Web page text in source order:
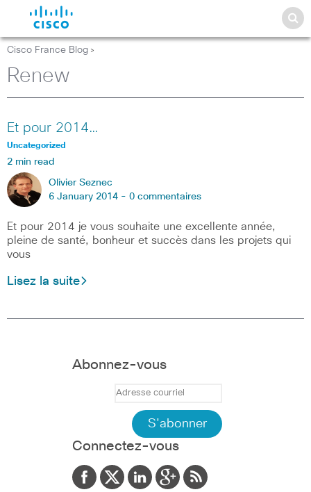
Cisco France Blog >
Renew
Et pour 2014…
Uncategorized
2 min read
Olivier Seznec
6 January 2014 - 0 commentaires
Et pour 2014 je vous souhaite une excellente année,
pleine de santé, bonheur et succès dans les projets qui
vous
Lisez la suite
Abonnez-vous
Connectez-vous